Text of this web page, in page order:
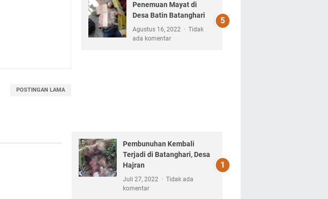
POSTINGAN LAMA
Penemuan Mayat di
Desa Batin Batanghari
Agustus 16, 2022
Tidak
ada komentar
Pembunuhan Kembali
Terjadi di Batanghari, Desa
Hajran
Juli 27, 2022
Tidak ada
komentar